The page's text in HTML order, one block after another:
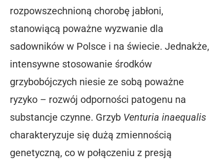
rozpowszechnioną chorobę jabłoni,
stanowiącą poważne wyzwanie dla
sadowników w Polsce i na świecie. Jednakże,
intensywne stosowanie środków
grzybobójczych niesie ze sobą poważne
ryzyko – rozwój odporności patogenu na
substancje czynne. Grzyb Venturia inaequalis
charakteryzuje się dużą zmiennością
genetyczną, co w połączeniu z presją